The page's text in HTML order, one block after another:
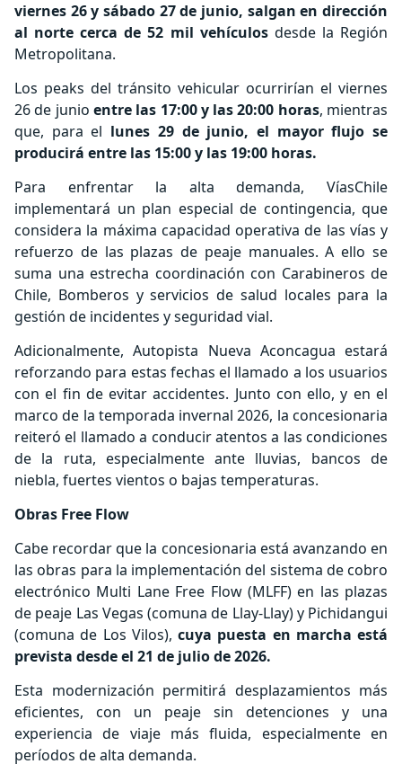
viernes 26 y sábado 27 de junio, salgan en dirección
al norte cerca de 52 mil vehículosdesde la Región
Metropolitana.
Los peaks del tránsito vehicular ocurrirían el viernes
26 de junio entre las 17:00 y las 20:00 horas, mientras
que, para el lunes 29 de junio, el mayor flujo se
producirá entre las 15:00 y las 19:00 horas.
Para enfrentar la alta demanda, VíasChile
implementará un plan especial de contingencia, que
considera la máxima capacidad operativa de las vías y
refuerzo de las plazas de peaje manuales. A ello se
suma una estrecha coordinación con Carabineros de
Chile, Bomberos y servicios de salud locales para la
gestión de incidentes y seguridad vial.
Adicionalmente, Autopista Nueva Aconcagua estará
reforzando para estas fechas el llamado a los usuarios
con el fin de evitar accidentes. Junto con ello, y en el
marco de la temporada invernal 2026, la concesionaria
reiteró el llamado a conducir atentos a las condiciones
de la ruta, especialmente ante lluvias, bancos de
niebla, fuertes vientos o bajas temperaturas.
Obras Free Flow
Cabe recordar que la concesionaria está avanzando en
las obras para la implementación del sistema de cobro
electrónico Multi Lane Free Flow (MLFF) en las plazas
de peaje Las Vegas (comuna de Llay-Llay) y Pichidangui
(comuna de Los Vilos), cuya puesta en marcha está
prevista desde el 21 de julio de 2026.
Esta modernización permitirá desplazamientos más
eficientes, con un peaje sin detenciones y una
experiencia de viaje más fluida, especialmente en
períodos de alta demanda.